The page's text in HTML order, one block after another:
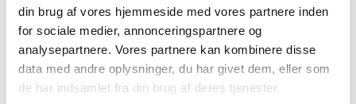
din brug af vores hjemmeside med vores partnere inden
for sociale medier, annonceringspartnere og
analysepartnere. Vores partnere kan kombinere disse
data med andre oplysninger, du har givet dem, eller som
de har indsamlet fra din brug af deres tjenester.
februar (1)
januar (1)
2024 (21)
2023 (21)
2022 (11)